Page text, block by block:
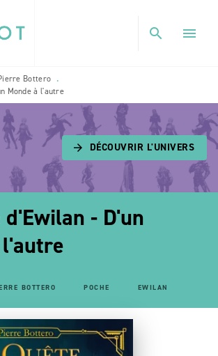
search menu
Bottero •
Monde à l'autre
arrow_forward DÉCOUVRIR L'UNIVERS
d'Ewilan - D'un
BOTTERO POCHE EWILAN